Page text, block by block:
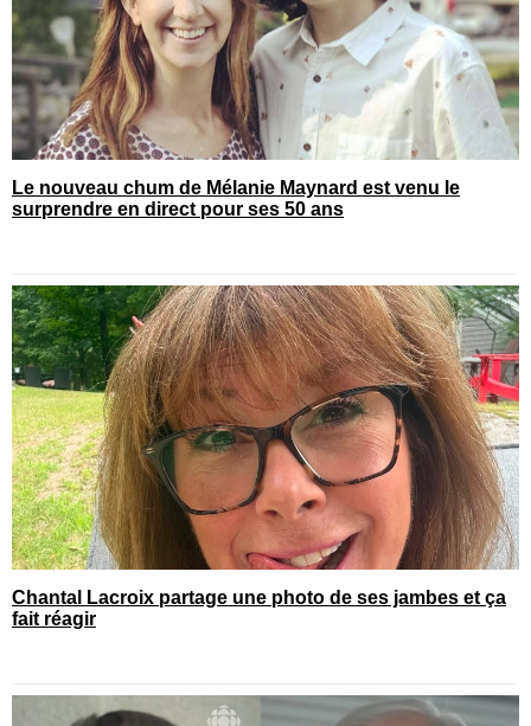
Le nouveau chum de Mélanie Maynard est venu le
surprendre en direct pour ses 50 ans
Chantal Lacroix partage une photo de ses jambes et ça
fait réagir